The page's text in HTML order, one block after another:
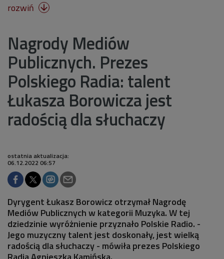
rozwiń 
Nagrody Mediów
Publicznych. Prezes
Polskiego Radia: talent
Łukasza Borowicza jest
radością dla słuchaczy
ostatnia aktualizacja:
06.12.2022 06:57
Dyrygent Łukasz Borowicz otrzymał Nagrodę
Mediów Publicznych w kategorii Muzyka. W tej
dziedzinie wyróżnienie przyznało Polskie Radio. -
Jego muzyczny talent jest doskonały, jest wielką
radością dla słuchaczy - mówiła prezes Polskiego